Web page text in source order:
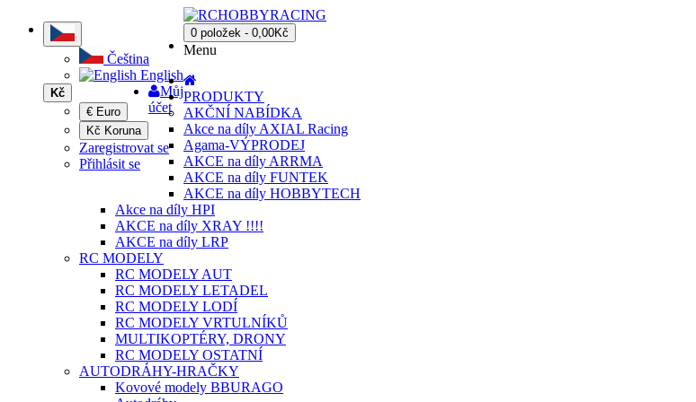
Čeština
English
Kč
€ Euro
Kč Koruna
Můj
účet
Zaregistrovat se
Přihlásit se
0 položek - 0,00Kč
Menu
PRODUKTY
AKČNÍ NABÍDKA
Akce na díly AXIAL Racing
Agama-VÝPRODEJ
AKCE na díly ARRMA
AKCE na díly FUNTEK
AKCE na díly HOBBYTECH
Akce na díly HPI
AKCE na díly XRAY !!!!
AKCE na díly LRP
RC MODELY
RC MODELY AUT
RC MODELY LETADEL
RC MODELY LODÍ
RC MODELY VRTULNÍKŮ
MULTIKOPTÉRY, DRONY
RC MODELY OSTATNÍ
AUTODRÁHY-HRAČKY
Kovové modely BBURAGO